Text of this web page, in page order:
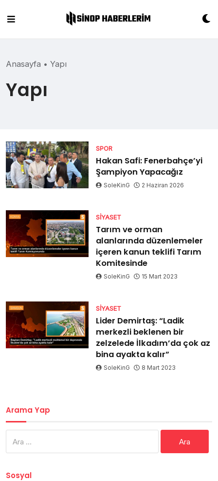
content
Anasayfa • Yapı
Yapı
SPOR
Hakan Safi: Fenerbahçe’yi
Şampiyon Yapacağız
SoleKinG 2 Haziran 2026
SIYASET
Tarım ve orman
alanlarında düzenlemeler
içeren kanun teklifi Tarım
Komitesinde
SoleKinG 15 Mart 2023
SIYASET
Lider Demirtaş: “Ladik
merkezli beklenen bir
zelzelede İlkadım’da çok az
bina ayakta kalır”
SoleKinG 8 Mart 2023
Arama Yap
Sosyal